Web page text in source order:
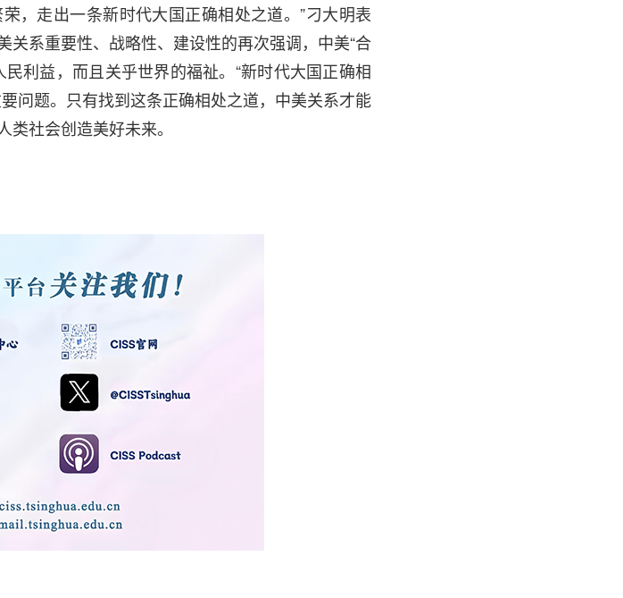
，走出一条新时代大国正确相处之道。”刁大明表
系重要性、战略性、建设性的再次强调，中美“合
利益，而且关乎世界的福祉。“新时代大国正确相
问题。只有找到这条正确相处之道，中美关系才能
社会创造美好未来。